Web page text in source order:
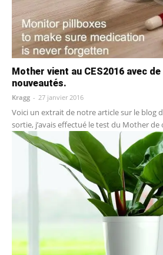
Mother vient au CES2016 avec
nouveautés.
Kragg - 27 janvier 2016
Voici un extrait de notre article sur le blog de
sortie, j’avais effectué le test du Mother de